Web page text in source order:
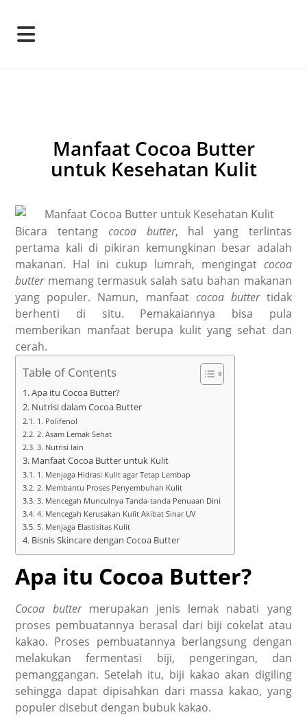
Manfaat Cocoa Butter
untuk Kesehatan Kulit
Bicara tentang cocoa butter, hal yang terlintas
pertama kali di pikiran kemungkinan besar adalah
makanan. Hal ini cukup lumrah, mengingat cocoa
buttermemang termasuk salah satu bahan makanan
yang populer. Namun, manfaat cocoa butter tidak
berhenti di situ. Pemakaiannya bisa pula
memberikan manfaat berupa kulit yang sehat dan
cerah.
Table of Contents
Apa itu Cocoa Butter?
Nutrisi dalam Cocoa Butter
1. Polifenol
2. Asam Lemak Sehat
3. Nutrisi lain
Manfaat Cocoa Butter untuk Kulit
1. Menjaga Hidrasi Kulit agar Tetap Lembap
2. Membantu Proses Penyembuhan Kulit
3. Mencegah Munculnya Tanda-tanda Penuaan Dini
4. Mencegah Kerusakan Kulit Akibat Sinar UV
5. Menjaga Elastisitas Kulit
Bisnis Skincare dengan Cocoa Butter
Apa itu Cocoa Butter?
Cocoa buttermerupakan jenis lemak nabati yang
proses pembuatannya berasal dari biji cokelat atau
kakao. Proses pembuatannya berlangsung dengan
melakukan fermentasi biji, pengeringan, dan
pemanggangan. Setelah itu, biji kakao akan digiling
sehingga dapat dipisahkan dari massa kakao, yang
populer disebut dengan bubuk kakao.